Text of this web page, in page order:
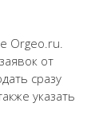
Orgeo.ru.
от
сразу
указать